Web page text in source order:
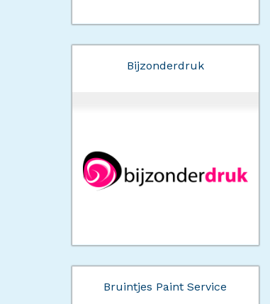
Bijzonderdruk
Bruintjes Paint Service